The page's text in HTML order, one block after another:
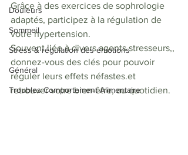
Douleurs
Sommeil
Stress & régulation des émotions
Général
Troubles Comportement Alimentaire
Grâce à des exercices de sophrologie
adaptés, participez à la régulation de
votre hypertension.
Souvent liée à divers agents stresseurs,,
donnez-vous des clés pour pouvoir
réguler leurs effets néfastes.et
retrouver votre bien-être, au quotidien.